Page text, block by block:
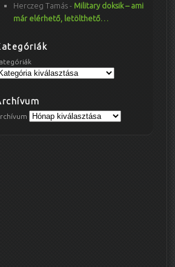
Herczeg Tamás - Military doksik – ami
már elérhető, letölthető…